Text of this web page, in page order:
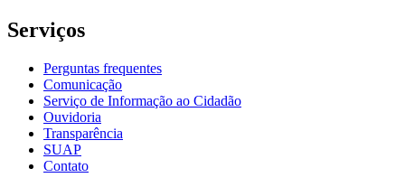
Serviços
Perguntas frequentes
Comunicação
Serviço de Informação ao Cidadão
Ouvidoria
Transparência
SUAP
Contato